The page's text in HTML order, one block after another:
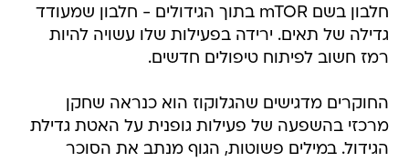
חלבון בשם mTOR בתוך הגידולים - חלבון שמעודד
גדילה של תאים. ירידה בפעילות שלו עשויה להיות
רמז חשוב לפיתוח טיפולים חדשים.
החוקרים מדגישים שהגלוקוז הוא כנראה שחקן
מרכזי בהשפעה של פעילות גופנית על האטת גדילת
הגידול. במילים פשוטות, הגוף מנתב את הסוכר